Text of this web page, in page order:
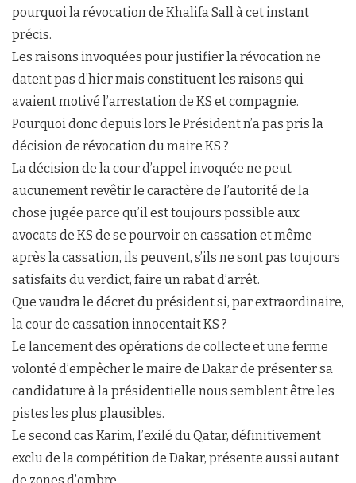
pourquoi la révocation de Khalifa Sall à cet instant
précis.
Les raisons invoquées pour justifier la révocation ne
datent pas d’hier mais constituent les raisons qui
avaient motivé l’arrestation de KS et compagnie.
Pourquoi donc depuis lors le Président n’a pas pris la
décision de révocation du maire KS ?
La décision de la cour d’appel invoquée ne peut
aucunement revêtir le caractère de l’autorité de la
chose jugée parce qu’il est toujours possible aux
avocats de KS de se pourvoir en cassation et même
après la cassation, ils peuvent, s’ils ne sont pas toujours
satisfaits du verdict, faire un rabat d’arrêt.
Que vaudra le décret du président si, par extraordinaire,
la cour de cassation innocentait KS ?
Le lancement des opérations de collecte et une ferme
volonté d’empêcher le maire de Dakar de présenter sa
candidature à la présidentielle nous semblent être les
pistes les plus plausibles.
Le second cas Karim, l’exilé du Qatar, définitivement
exclu de la compétition de Dakar, présente aussi autant